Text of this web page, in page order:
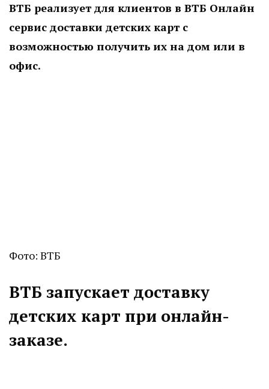
ВТБ реализует для клиентов в ВТБ Онлайн
сервис доставки детских карт с
возможностью получить их на дом или в
офис.
Фото: ВТБ
ВТБ запускает доставку
детских карт при онлайн-
заказе.